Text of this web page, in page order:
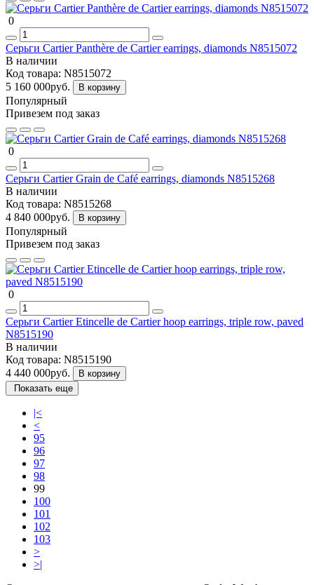
0
Серьги Cartier Panthère de Cartier earrings, diamonds N8515072
В наличии
Код товара: N8515072
5 160 000руб.
В корзину
Популярный
Привезем под заказ
0
Серьги Cartier Grain de Café earrings, diamonds N8515268
В наличии
Код товара: N8515268
4 840 000руб.
В корзину
Популярный
Привезем под заказ
0
Серьги Cartier Etincelle de Cartier hoop earrings, triple row, paved
N8515190
В наличии
Код товара: N8515190
4 440 000руб.
В корзину
Показать еще
|<
<
95
96
97
98
99
100
101
102
103
>
>|